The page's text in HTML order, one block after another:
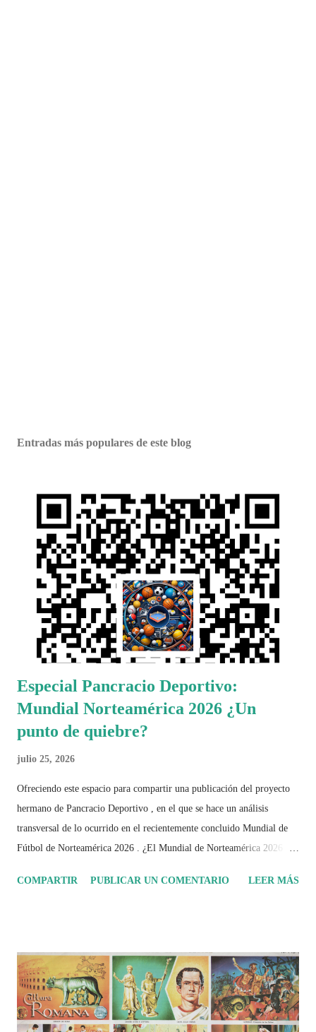
Entradas más populares de este blog
Especial Pancracio Deportivo:
Mundial Norteamérica 2026 ¿Un
punto de quiebre?
julio 25, 2026
Ofreciendo este espacio para compartir una publicación del proyecto
hermano de Pancracio Deportivo , en el que se hace un análisis
transversal de lo ocurrido en el recientemente concluido Mundial de
Fútbol de Norteamérica 2026 . ¿El Mundial de Norteamérica 2026 ha
2026 ¿Un punto de quiebre?" Este especial de Pancracio Deportivo no
busca decir únicamente quién ganó o quién perdió. Busca responder si
este Mundial marcó un antes y un después en la forma de entender el
deporte, la identidad nacional, la globalización, la comercialización y
COMPARTIR PUBLICAR UN COMENTARIO LEER MÁS